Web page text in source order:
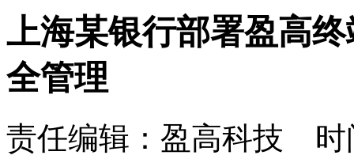
上海某银行部署盈高
全管理
责任编辑：盈高科技 时